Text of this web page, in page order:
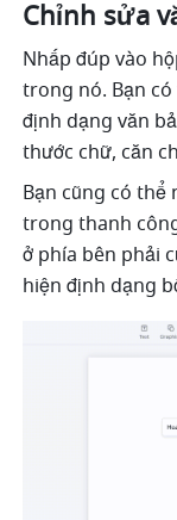
Chỉnh sửa
Nhấp đúp vào
trong nó. Bạn
định dạng văn
thước chữ, căn
Bạn cũng có
trong thanh
ở phía bên phải
hiện định dạng